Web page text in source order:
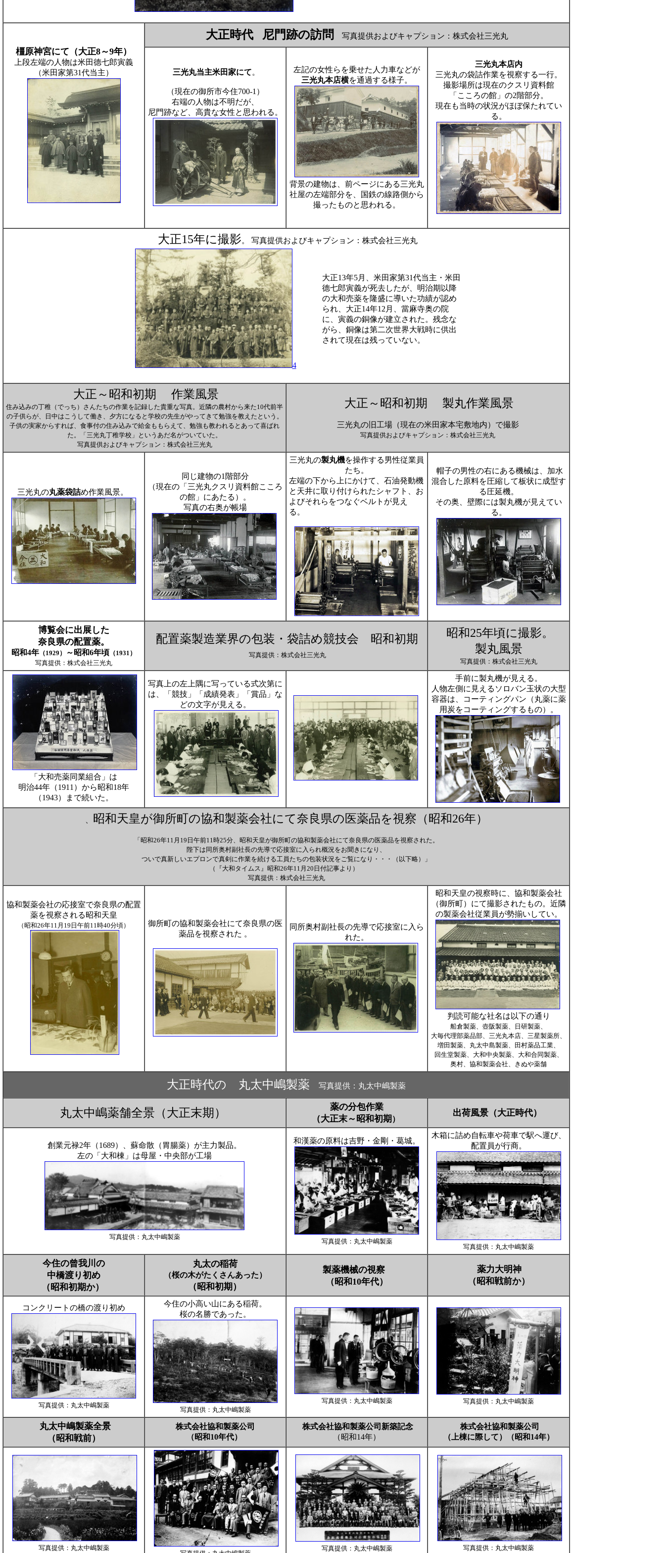
橿原神宮にて（大正8～9年）
上段左端の人物は米田德七郎寅義
（米田家第31代当主）
大正時代 尼門跡の訪問 写真提供およびキャプション：株式会社三光丸
三光丸当主米田家にて。
（現在の御所市今住700-1）
右端の人物は不明だが、
尼門跡など、高貴な女性と思われる。
左記の女性らを乗せた人力車などが
三光丸本店横を通過する様子。
背景の建物は、前ページにある三光丸
社屋の左端部分を、国鉄の線路側から
撮ったものと思われる。
三光丸本店内
三光丸の袋詰作業を視察する一行。
撮影場所は現在のクスリ資料館
「こころの館」の2階部分。
現在も当時の状況がほぼ保たれてい
る。
大正15年に撮影。 写真提供およびキャプション：株式会社三光丸
4
大正13年5月、米田家第31代当主・米田
德七郎寅義が死去したが、明治期以降
の大和売薬を隆盛に導いた功績が認め
られ、大正14年12月、當麻寺奥の院
に、寅義の銅像が建立された。残念な
がら、銅像は第二次世界大戦時に供出
されて現在は残っていない。
大正～昭和初期 作業風景
住み込みの丁稚（でっち）さんたちの作業を記録した貴重な写真。近隣の農村から来た10代前半
の子供らが、日中はこうして働き、夕方になると学校の先生がやってきて勉強を教えたという。
子供の実家からすれば、食事付の住み込みで給金ももらえて、勉強も教われるとあって喜ばれ
た。「三光丸丁稚学校」というあだ名がついていた。
写真提供およびキャプション：株式会社三光丸
大正～昭和初期 製丸作業風景
三光丸の旧工場（現在の米田家本宅敷地内）で撮影
写真提供およびキャプション：株式会社三光丸
三光丸の丸薬袋詰め作業風景。
同じ建物の1階部分
（現在の「三光丸クスリ資料館こころ
の館」にあたる）。
写真の右奥が帳場
三光丸の製丸機を操作する男性従業員
たち。
左端の下から上にかけて、石油発動機
と天井に取り付けられたシャフト、お
よびそれらをつなぐベルトが見え
る。
帽子の男性の右にある機械は、加水
混合した原料を圧縮して板状に成型す
る圧延機。
その奥、壁際には製丸機が見えてい
る。
博覧会に出展した
奈良県の配置薬。
昭和4年 （1929） ～昭和6年頃 （1931）
写真提供：株式会社三光丸
配置薬製造業界の包装・袋詰め競技会 昭和初期
写真提供：株式会社三光丸
昭和25年頃に撮影。
製丸風景
写真提供：株式会社三光丸
「大和売薬同業組合」は
明治44年（1911）から昭和18年
（1943）まで続いた。
写真上の左上隅に写っている式次第に
は、「競技」「成績発表」「賞品」な
どの文字が見える。
手前に製丸機が見える。
人物左側に見えるソロバン玉状の大型
容器は、コーティングパン（丸薬に薬
用炭をコーティングするもの）。
昭和天皇が御所町の協和製薬会社にて奈良県の医薬品を視察（昭和26年）
「昭和26年11月19日午前11時25分、昭和天皇が御所町の協和製薬会社にて奈良県の医薬品を視察された。
陛下は同所奥村副社長の先導で応接室に入られ概況をお聞きになり、
ついで真新しいエプロンで真剣に作業を続ける工員たちの包装状況をご覧になり・・・（以下略）」
（『大和タイムス』昭和26年11月20日付記事より）
写真提供：株式会社三光丸
協和製薬会社の応接室で奈良県の配置
薬を視察される昭和天皇
（昭和26年11月19日午前11時40分頃）
御所町の協和製薬会社にて奈良県の医
薬品を視察された 。
同所奥村副社長の先導で応接室に入ら
れた。
昭和天皇の視察時に、協和製薬会社
（御所町）にて撮影されたもの。近隣
の製薬会社従業員が勢揃いしてい。
判読可能な社名は以下の通り
船倉製薬、壺阪製薬、日研製薬、
大毎代理部薬品部、三光丸本店、三星製薬所、
増田製薬、丸太中島製薬、田村薬品工業、
回生堂製薬、大和中央製薬、大和合同製薬、
奥村、協和製薬会社、きぬや薬舗
大正時代の 丸太中嶋製薬 写真提供：丸太中嶋製薬
丸太中嶋薬舗全景（大正末期）
薬の分包作業
（大正末～昭和初期 ）
出荷風景（大正時代）
創業元禄2年（1689）、蘇命散（胃腸薬）が主力製品。
左の「大和棟」は母屋・中央部が工場
写真提供：丸太中嶋製薬
和漢薬の原料は吉野・金剛・葛城。
写真提供：丸太中嶋製薬
木箱に詰め自転車や荷車で駅へ運び、
配置員が行商。
写真提供：丸太中嶋製薬
今住の曾我川の
中橋渡り初め
（昭和初期か）
丸太の稲荷
（桜の木がたくさんあった）
（昭和初期）
製薬機械の視察
（昭和10年代）
薬力大明神
（昭和戦前か）
コンクリートの橋の渡り初め
写真提供：丸太中嶋製薬
今住の小高い山にある稲荷。
桜の名勝であった。
写真提供：丸太中嶋製薬
写真提供：丸太中嶋製薬 写真提供：丸太中嶋製薬
丸太中嶋製薬全景
（昭和戦前）
株式会社協和製薬公司
（昭和10年代）
株式会社協和製薬公司新築記念
（昭和14年）
株式会社協和製薬公司
（上棟に際して）（昭和14年）
写真提供：丸太中嶋製薬 写真提供：丸太中嶋製薬 写真提供：丸太中嶋製薬